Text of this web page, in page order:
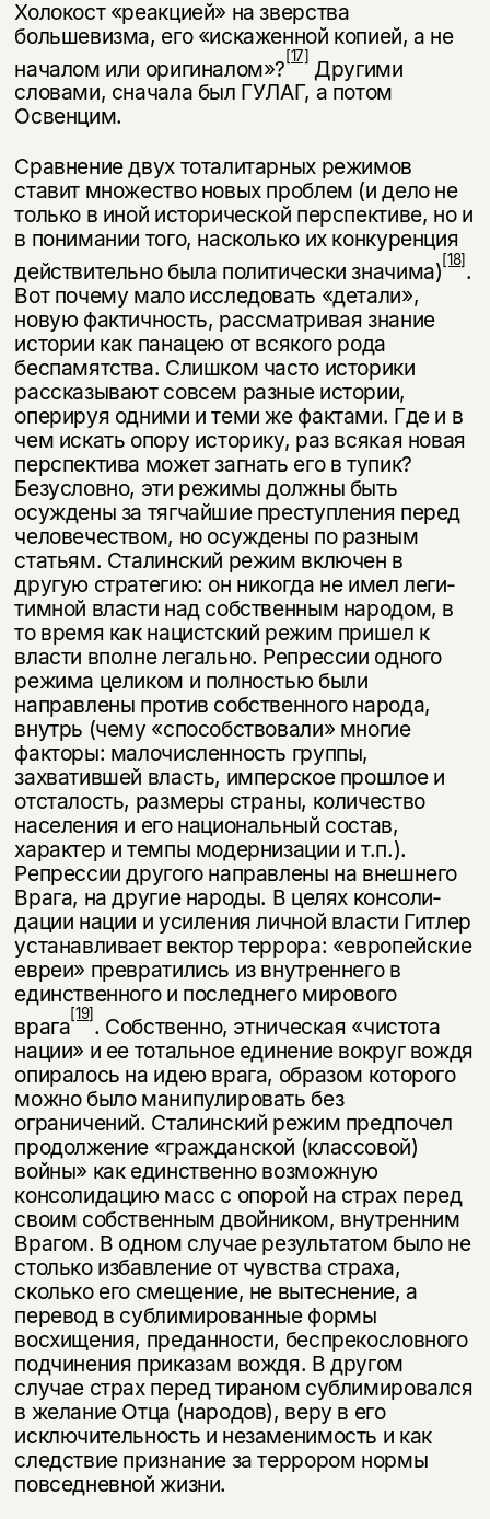
Холокост «реак­цией» на зверства
большевизма, его «искаженной копией, а не
началом или оригиналом»?[17] Другими
словами, сначала был ГУЛАГ, а потом
Освенцим.
Сравнение двух тоталитарных режимов
ставит множество новых проблем (и дело не
только в иной исторической перспективе, но и
в понимании того, насколько их конкуренция
действительно была политически значима)[18].
Вот почему мало исследовать «детали»,
новую фактичность, рассматривая знание
истории как панацею от всякого рода
беспамятства. Слишком часто историки
рассказывают совсем разные истории,
оперируя одними и теми же фактами. Где и в
чем искать опору историку, раз всякая новая
перспектива может за­гнать его в тупик?
Безусловно, эти режимы должны быть
осуждены за тягчайшие преступления перед
человечеством, но осуждены по разным
статьям. Сталинский режим включен в
другую стратегию: он никогда не имел леги­
тимной власти над собственным народом, в
то время как нацистский режим пришел к
власти вполне легально. Репрессии одного
режима целиком и полностью были
направлены против собственного народа,
внутрь (чему «способ­ствовали» многие
факторы: малочисленность группы,
захватившей власть, имперское прошлое и
отсталость, размеры страны, количество
населения и его национальный состав,
характер и темпы модернизации и т.п.).
Репрессии другого направлены на внешнего
Врага, на другие народы. В целях консоли­
дации нации и усиления личной власти Гитлер
устанавливает вектор террора: «европейские
евреи» превратились из внутреннего в
единственного и послед­него мирового
врага[19]. Собственно, этническая «чистота
нации» и ее тоталь­ное единение вокруг вождя
опиралось на идею врага, образом которого
можно было манипулировать без
ограничений. Сталинский режим предпочел
про­должение «гражданской (классовой)
войны» как единственно возможную
консолидацию масс с опорой на страх перед
своим собственным двойником, внутренним
Врагом. В одном случае результатом было не
столько избавление от чувства страха,
сколько его смещение, не вытеснение, а
перевод в субли­мированные формы
восхищения, преданности, беспрекословного
подчинения приказам вождя. В другом
случае страх перед тираном сублимировался
в же­лание Отца (народов), веру в его
исключительность и незаменимость и как
следствие признание за террором нормы
повседневной жизни.